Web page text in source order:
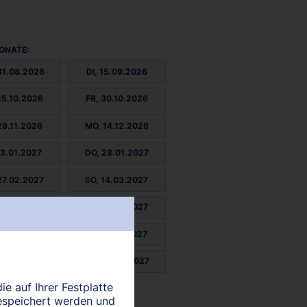
DI, 15.09.2026
FR, 30.10.2026
MO, 14.12.2026
DO, 28.01.2027
SO, 14.03.2027
MI, 28.04.2027
FR, 11.06.2027
MO, 26.07.2027
auf Ihrer Festplatte
werden und